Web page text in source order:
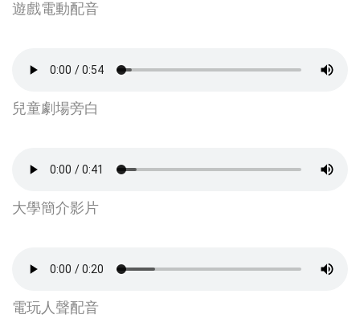
遊戲電動配音
兒童劇場旁白
大學簡介影片
電玩人聲配音